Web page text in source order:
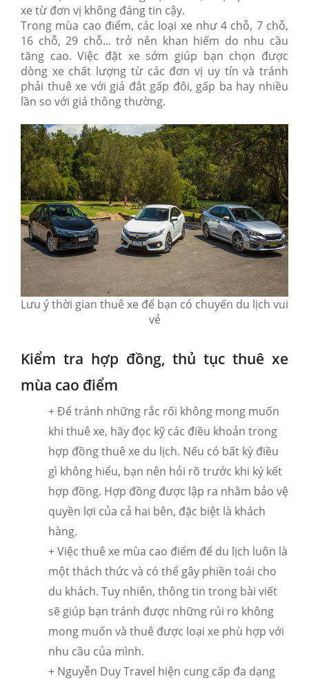
xe từ đơn vị không đáng tin cậy.
Trong mùa cao điểm, các loại xe như 4 chỗ, 7 chỗ,
16 chỗ, 29 chỗ... trở nên khan hiếm do nhu cầu
tăng cao. Việc đặt xe sớm giúp bạn chọn được
dòng xe chất lượng từ các đơn vị uy tín và tránh
phải thuê xe với giá đắt gấp đôi, gấp ba hay nhiều
lần so với giá thông thường.
Lưu ý thời gian thuê xe để bạn có chuyến du lịch vui
vẻ
Kiểm tra hợp đồng, thủ tục thuê xe
mùa cao điểm
+ Để tránh những rắc rối không mong muốn
khi thuê xe, hãy đọc kỹ các điều khoản trong
hợp đồng thuê xe du lịch. Nếu có bất kỳ điều
gì không hiểu, bạn nên hỏi rõ trước khi ký kết
hợp đồng. Hợp đồng được lập ra nhằm bảo vệ
quyền lợi của cả hai bên, đặc biệt là khách
hàng.
+ Việc thuê xe mùa cao điểm để du lịch luôn là
một thách thức và có thể gây phiền toái cho
du khách. Tuy nhiên, thông tin trong bài viết
sẽ giúp bạn tránh được những rủi ro không
mong muốn và thuê được loại xe phù hợp với
nhu cầu của mình.
+ Nguyễn Duy Travel hiện cung cấp đa dạng